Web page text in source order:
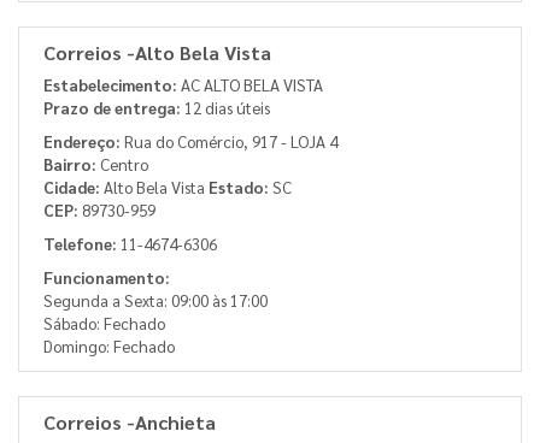
Correios -Alto Bela Vista
Estabelecimento: AC ALTO BELA VISTA
Prazo de entrega: 12 dias úteis
Endereço: Rua do Comércio, 917 - LOJA 4
Bairro: Centro
Cidade: Alto Bela Vista Estado: SC
CEP: 89730-959
Telefone: 11-4674-6306
Funcionamento:
Segunda a Sexta: 09:00 às 17:00
Sábado: Fechado
Domingo: Fechado
Correios -Anchieta